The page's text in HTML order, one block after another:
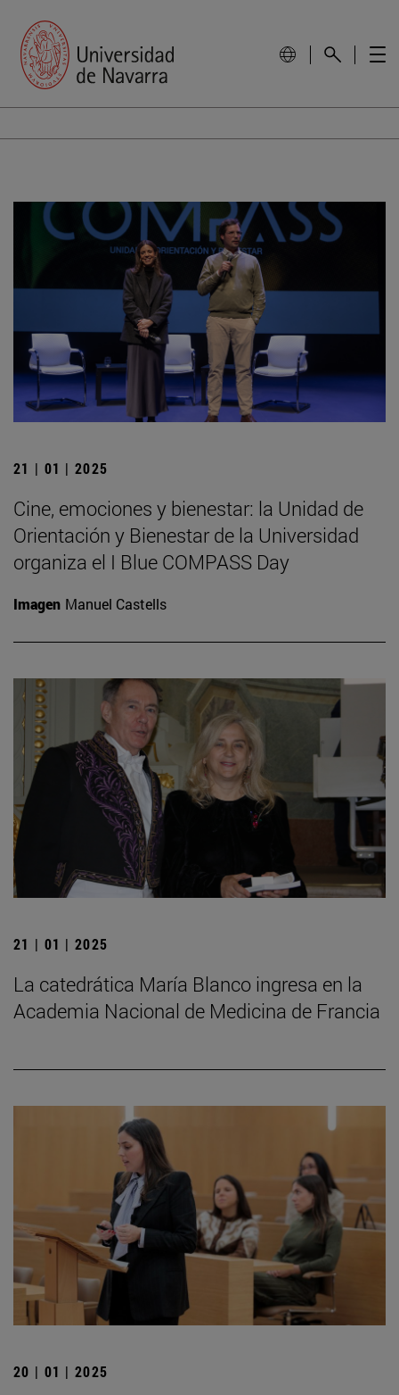
21 | 01 | 2025
Cine, emociones y bienestar: la Unidad de
Orientación y Bienestar de la Universidad
organiza el I Blue COMPASS Day
Imagen Manuel Castells
21 | 01 | 2025
La catedrática María Blanco ingresa en la
Academia Nacional de Medicina de Francia
20 | 01 | 2025